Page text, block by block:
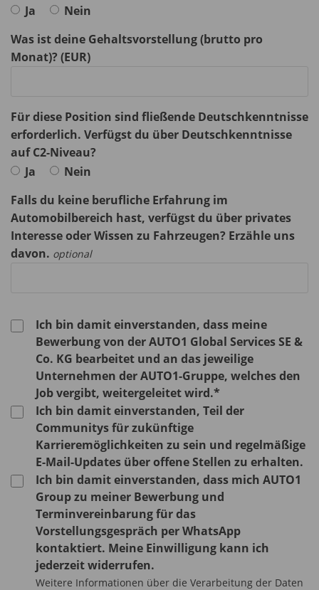
Ja
Nein
Was ist deine Gehaltsvorstellung (brutto pro
Monat)? (EUR)
Für diese Position sind fließende Deutschkenntnisse
erforderlich. Verfügst du über Deutschkenntnisse
auf C2-Niveau?
Ja
Nein
Falls du keine berufliche Erfahrung im
Automobilbereich hast, verfügst du über privates
Interesse oder Wissen zu Fahrzeugen? Erzähle uns
davon. optional
Ich bin damit einverstanden, dass meine
Bewerbung von der AUTO1 Global Services SE &
Co. KG bearbeitet und an das jeweilige
Unternehmen der AUTO1-Gruppe, welches den
Job vergibt, weitergeleitet wird.*
Ich bin damit einverstanden, Teil der
Communitys für zukünftige
Karrieremöglichkeiten zu sein und regelmäßige
E-Mail-Updates über offene Stellen zu erhalten.
Ich bin damit einverstanden, dass mich AUTO1
Group zu meiner Bewerbung und
Terminvereinbarung für das
Vorstellungsgespräch per WhatsApp
kontaktiert. Meine Einwilligung kann ich
jederzeit widerrufen.
Weitere Informationen über die Verarbeitung der Daten